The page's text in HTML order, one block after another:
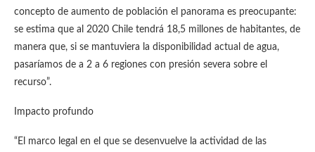
concepto de aumento de población el panorama es preocupante:
se estima que al 2020 Chile tendrá 18,5 millones de habitantes, de
manera que, si se mantuviera la disponibilidad actual de agua,
pasaríamos de a 2 a 6 regiones con presión severa sobre el
recurso”.
Impacto profundo
“El marco legal en el que se desenvuelve la actividad de las